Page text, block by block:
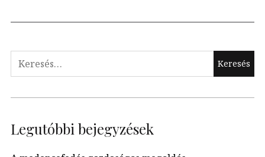
Keresés:
Legutóbbi bejegyzések